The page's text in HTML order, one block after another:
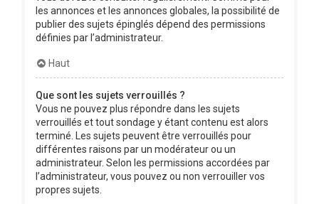
les annonces et les annonces globales, la possibilité de
publier des sujets épinglés dépend des permissions
définies par l’administrateur.
Haut
Que sont les sujets verrouillés ?
Vous ne pouvez plus répondre dans les sujets
verrouillés et tout sondage y étant contenu est alors
terminé. Les sujets peuvent être verrouillés pour
différentes raisons par un modérateur ou un
administrateur. Selon les permissions accordées par
l’administrateur, vous pouvez ou non verrouiller vos
propres sujets.